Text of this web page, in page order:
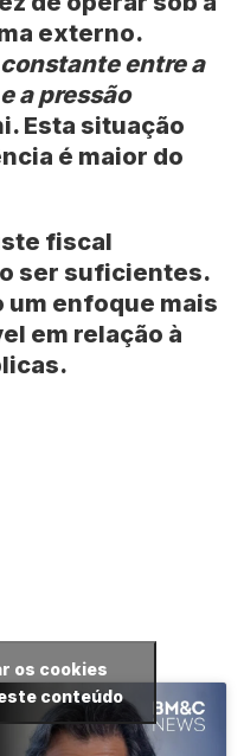
externo.
entre a
a pressão
Esta situação
é maior do
fiscal
ser suficientes.
um enfoque mais
em relação à
os cookies
conteúdo